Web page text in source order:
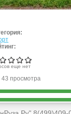
еще нет
43 просмотра